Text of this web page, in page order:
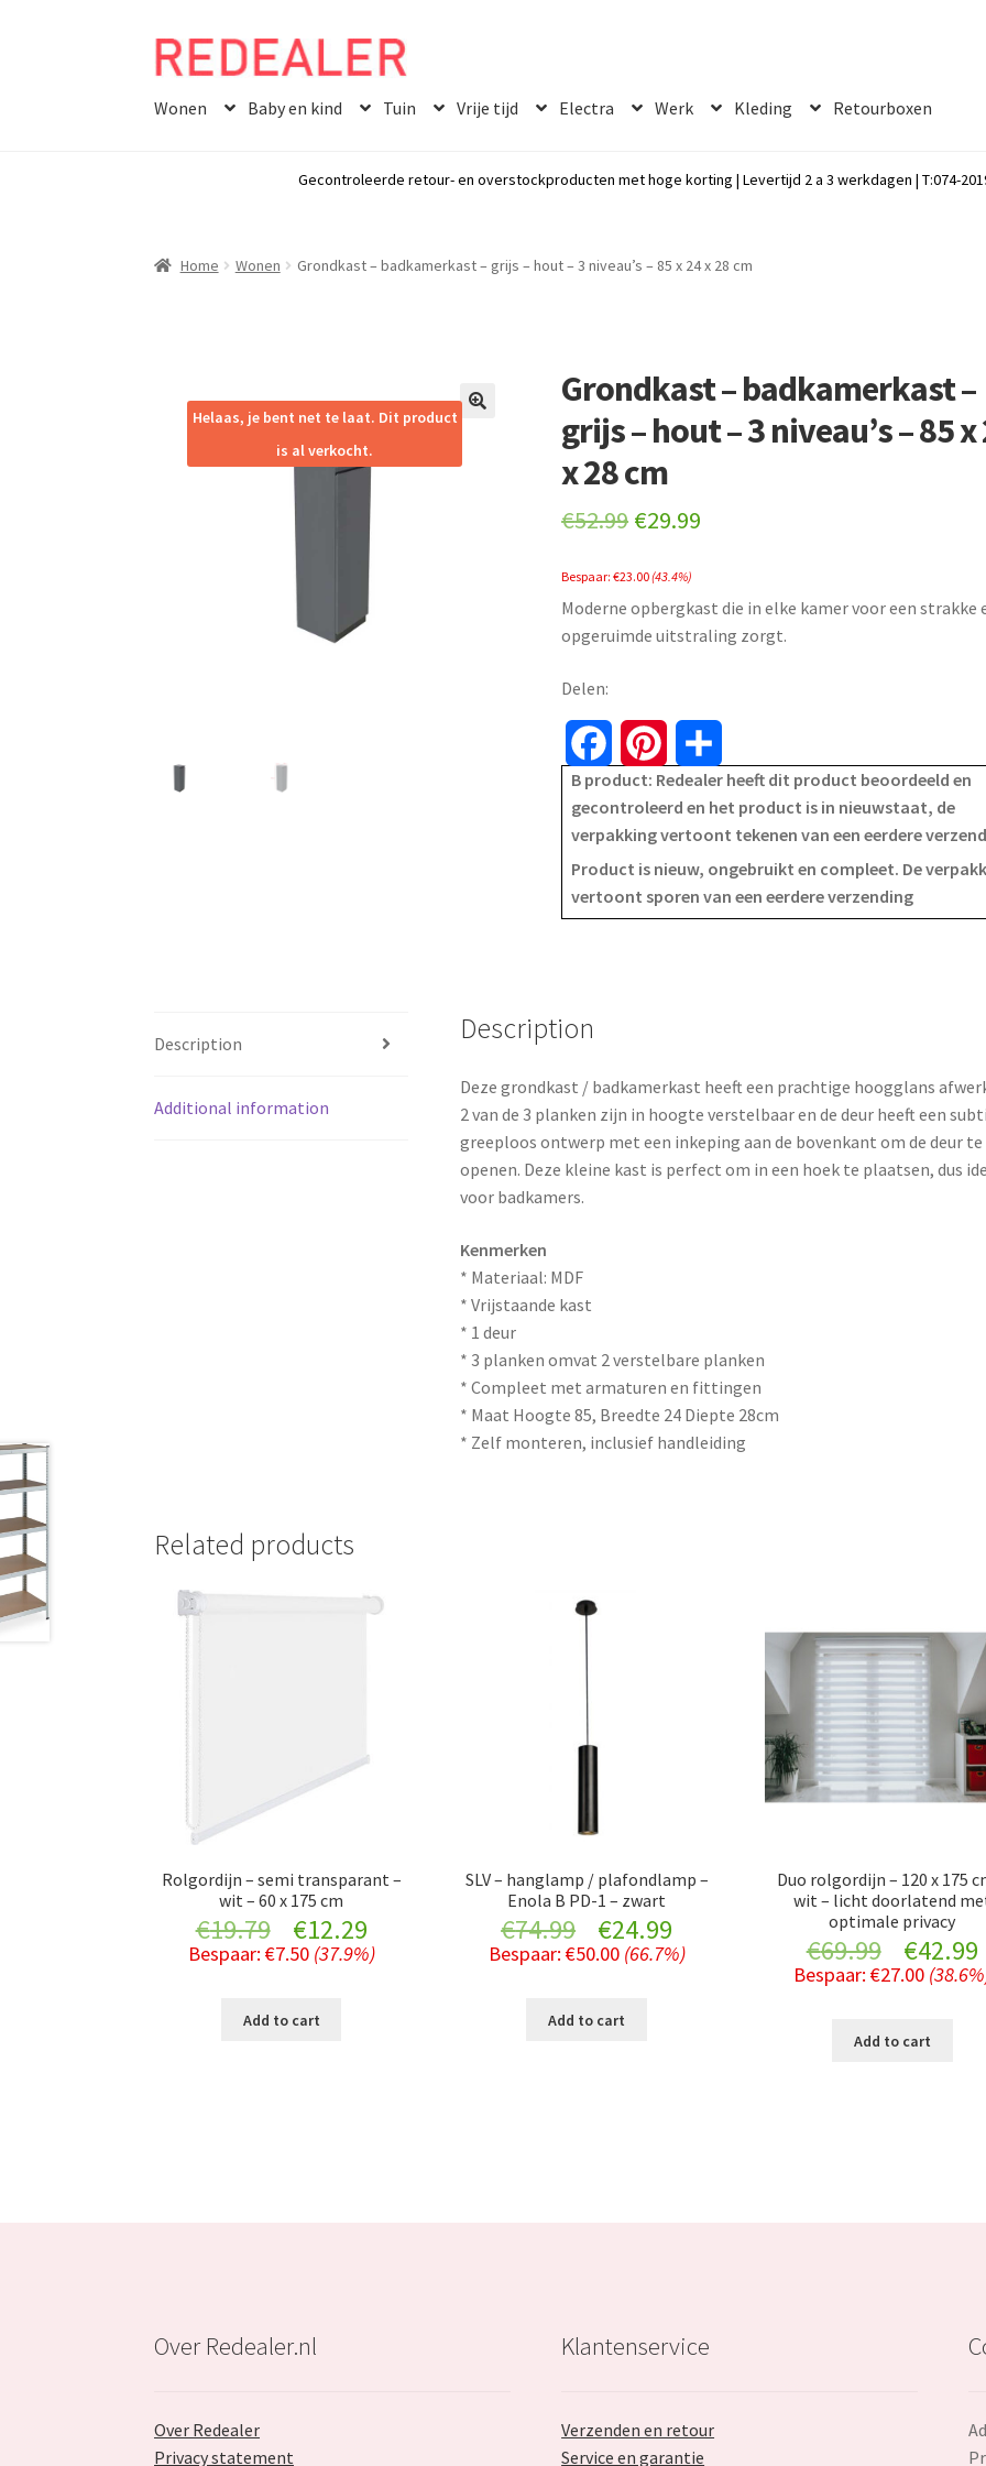
Skip
navigation
Skip
content
Wonen Baby en kind Tuin Vrije tijd Electra Werk Kleding Retourboxen
Gecontroleerde retour- en overstockproducten met hoge korting | Levertijd 2 a 3 werkdagen | T:074-
Home Wonen Grondkast – badkamerkast – grijs – hout – 3 niveau’s – 85 x 24 x 28 cm
Helaas, je bent net te laat. Dit product
is al verkocht.
Grondkast – badkamerkast –
grijs – hout – 3 niveau’s – 85 x
x 28 cm
€52.99 Original
was:
€52.99.
€29.99
is:
€29.99.
Bespaar:€23.00(43.4%)
Moderne opbergkast die in elke kamer voor een strakke
opgeruimde uitstraling zorgt.
Delen:
a
c
e
i
n
t
t
h
a
r
B product: Redealer heeft dit product beoordeeld en
gecontroleerd en het product is in nieuwstaat, de
verpakking vertoont tekenen van een eerdere
Product is nieuw, ongebruikt en compleet. De
vertoont sporen van een eerdere verzending
Description
Additional information
Description
Deze grondkast / badkamerkast heeft een prachtige hoogglans
2 van de 3 planken zijn in hoogte verstelbaar en de deur heeft een
greeploos ontwerp met een inkeping aan de bovenkant om de deur te
openen. Deze kleine kast is perfect om in een hoek te plaatsen, dus
voor badkamers.
Kenmerken
* Materiaal: MDF
* Vrijstaande kast
* 1 deur
* 3 planken omvat 2 verstelbare planken
* Compleet met armaturen en fittingen
* Maat Hoogte 85, Breedte 24 Diepte 28cm
* Zelf monteren, inclusief handleiding
Related products
Rolgordijn – semi transparant –
wit – 60 x 175 cm
€19.79
Original
price
was:
€12.29Current
price
Bespaar: €7.50 (37.9%)
Add to cart
SLV – hanglamp / plafondlamp –
Enola B PD-1 – zwart
€74.99
Original
price
was:
€24.99
price
Bespaar: €50.00 (66.7%)
Add to cart
Duo rolgordijn – 120 x 175
wit – licht doorlatend
optimale privacy
€69.99
Original
price
was:
€42.99
Bespaar:€27.00
Add to cart
Over Redealer.nl
Over Redealer
Privacy statement
Klantenservice
Verzenden en retour
Service en garantie